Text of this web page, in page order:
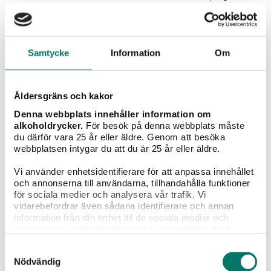
Samtycke Information Om
Åldersgräns och kakor
Denna webbplats innehåller information om
alkoholdrycker. För besök på denna webbplats måste
du därför vara 25 år eller äldre. Genom att besöka
webbplatsen intygar du att du är 25 år eller äldre.
Vi använder enhetsidentifierare för att anpassa innehållet
och annonserna till användarna, tillhandahålla funktioner
för sociala medier och analysera vår trafik. Vi
vidarebefordrar även sådana identifierare och annan
information från din enhet till de sociala medier och
information som du har tillhandahållit eller som de har
samlat in när du har använt deras tjänster.
Nödvändig
Tillbehör:
Färsk basilika, riven parmesan, extra chiliolja
3röster
Vad tycker du?
Vintips till maten